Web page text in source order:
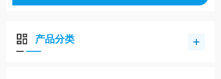
产品分类